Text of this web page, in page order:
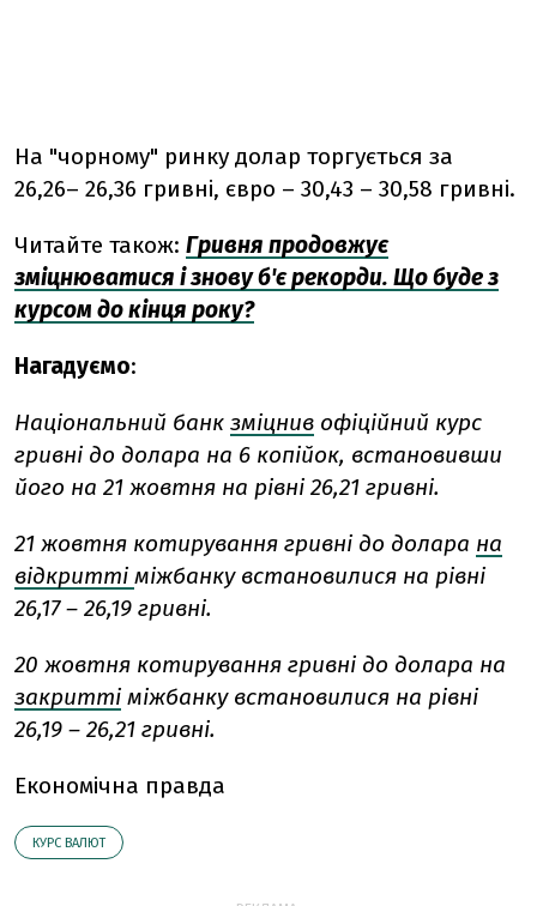
На "чорному" ринку долар торгується за
26,26– 26,36 гривні, євро – 30,43 – 30,58 гривні.
Читайте також: Гривня продовжує
зміцнюватися і знову б'є рекорди. Що буде з
курсом до кінця року?
Нагадуємо:
Національний банк зміцнив офіційний курс
гривні до долара на 6 копійок, встановивши
його на 21 жовтня на рівні 26,21 гривні.
21 жовтня котирування гривні до долара на
відкритті міжбанку встановилися на рівні
26,17 – 26,19 гривні.
20 жовтня котирування гривні до долара на
закритті міжбанку встановилися на рівні
26,19 – 26,21 гривні.
Економічна правда
КУРС ВАЛЮТ